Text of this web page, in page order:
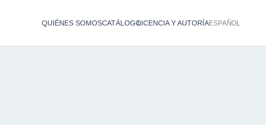
QUIÉNES SOMOSCATÁLOGOLICENCIA Y AUTORÍAESPAÑOL